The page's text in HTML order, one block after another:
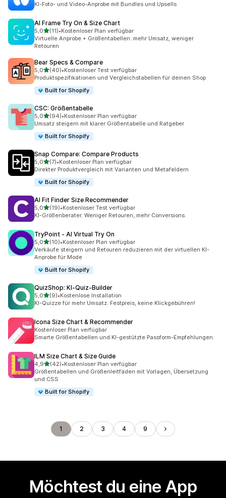
KI-Foto- und Video-Anprobe mit Bundles und Upsells
AI Frame Try On & Size Chart
5,0von 5 Sternen
(11)
11 Rezensionen insgesamt
•Kostenloser Plan verfügbar
Virtuelle Anprobe + Größentabellen: mehr Umsatz, weniger
Retouren
Bear Specs & Compare
5,0von 5 Sternen
(40)
40 Rezensionen insgesamt
•Kostenloser Test verfügbar
Produktspezifikationen und Vergleichstabellen für deinen Shop
Built for Shopify
CSC: Größentabelle
5,0von 5 Sternen
(94)
94 Rezensionen insgesamt
•Kostenloser Plan verfügbar
Umsatz steigern mit klarer Größentabelle und Ratgeber
Built for Shopify
Snap Compare: Compare Products
5,0von 5 Sternen
(7)
7 Rezensionen insgesamt
•Kostenloser Plan verfügbar
Direkter Produktvergleich mit Varianten und Metafeldern
Built for Shopify
AI Fit Finder Size Recommender
5,0von 5 Sternen
(19)
19 Rezensionen insgesamt
•Kostenloser Test verfügbar
KI-Größenberater. Weniger Retouren, mehr Conversions.
TryPoint ‑ AI Virtual Try On
5,0von 5 Sternen
(10)
10 Rezensionen insgesamt
•Kostenloser Plan verfügbar
Verkäufe steigern und Retouren reduzieren mit der virtuellen KI-
Anprobe für Mode
Built for Shopify
QuizShop: KI‑Quiz‑Builder
5,0von 5 Sternen
(9)
9 Rezensionen insgesamt
•Kostenlose Installation
KI-Quizze für mehr Umsatz. Festpreis, keine Klickgebühren!
Icona Size Chart & Recommender
Kostenloser Plan verfügbar
Smarte Größentabellen und KI-gestützte Passform-Empfehlungen.
ILM Size Chart & Size Guide
4,9von 5 Sternen
(42)
42 Rezensionen insgesamt
•Kostenloser Plan verfügbar
Größentabellen und Größenleitfäden mit Vorlagen, Übersetzung
und CSS
Built for Shopify
1 2 3 4 9
Möchtest du eine App